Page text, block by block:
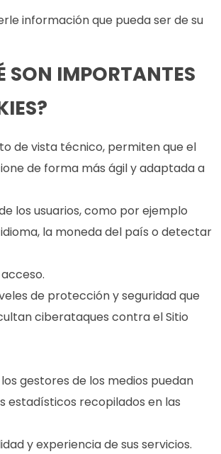
información que pueda ser de su
SON IMPORTANTES
de vista técnico, permiten que el
de forma más ágil y adaptada a
los usuarios, como por ejemplo
la moneda del país o detectar
de protección y seguridad que
ciberataques contra el Sitio
gestores de los medios puedan
estadísticos recopilados en las
y experiencia de sus servicios.